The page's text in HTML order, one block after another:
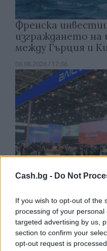
Cash.bg - Do Not
If you wish to opt-out of the
processing of your
targeted advertising by us,
section to confirm your
opt-out request is
Френска
изграждането
между Гърция и
06.08.2026 / 17:06
Износът на
е нараснал със